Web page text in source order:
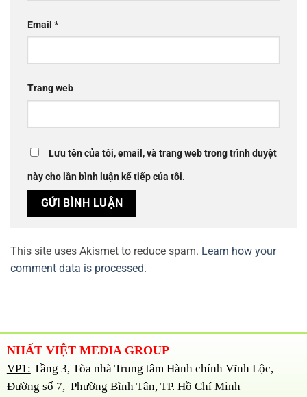
Email *
Trang web
Lưu tên của tôi, email, và trang web trong trình duyệt
này cho lần bình luận kế tiếp của tôi.
This site uses Akismet to reduce spam. Learn how your
comment data is processed.
NHẤT VIỆT MEDIA GROUP
VP1: Tầng 3, Tòa nhà Trung tâm Hành chính Vĩnh Lộc,
Đường số 7, Phường Bình Tân, TP. Hồ Chí Minh